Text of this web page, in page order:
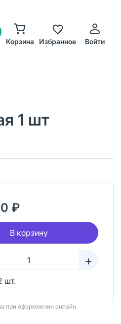
Корзина Избранное Войти
1 шт
₽
В корзину
+
шт.
при оформлении онлайн